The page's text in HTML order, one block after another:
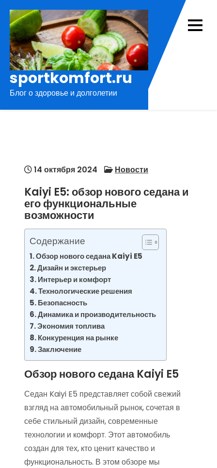
содержимому
sportkomfort.ru
Блог о здоровье и долголетии
14 октября 2024 Новости
Kaiyi E5: обзор нового седана и
его функциональные
возможности
Содержание
Обзор нового седана Kaiyi E5
Дизайн и экстерьер
Интерьер и комфорт
Технологические решения
Безопасность
Динамика и производительность
Экономия топлива
Конкуренция на рынке
Заключение
Обзор нового седана Kaiyi E5
Седан Kaiyi E5 представляет собой свежий
взгляд на автомобильный рынок, сочетая в
себе стильный дизайн, современные
технологии и комфорт. Этот автомобиль
создан для тех, кто ценит качество и
функциональность. В этом обзоре мы